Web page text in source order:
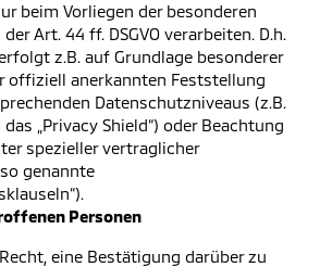
beim Vorliegen der besonderen
Art. 44 ff. DSGVO verarbeiten. D.h.
z.B. auf Grundlage besonderer
offiziell anerkannten Feststellung
Datenschutzniveaus (z.B.
„Privacy Shield“) oder Beachtung
spezieller vertraglicher
genannte
Personen
eine Bestätigung darüber zu